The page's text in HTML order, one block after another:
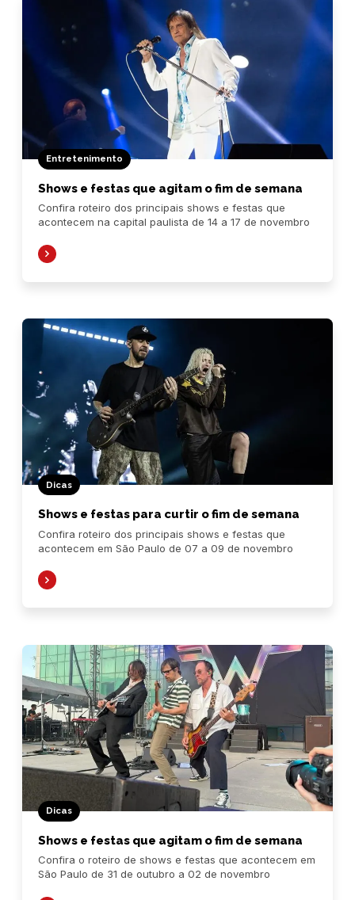
Entretenimento
Shows e festas que agitam o fim de semana
Confira roteiro dos principais shows e festas que
acontecem na capital paulista de 14 a 17 de novembro
Dicas
Shows e festas para curtir o fim de semana
Confira roteiro dos principais shows e festas que
acontecem em São Paulo de 07 a 09 de novembro
Dicas
Shows e festas que agitam o fim de semana
Confira o roteiro de shows e festas que acontecem em
São Paulo de 31 de outubro a 02 de novembro